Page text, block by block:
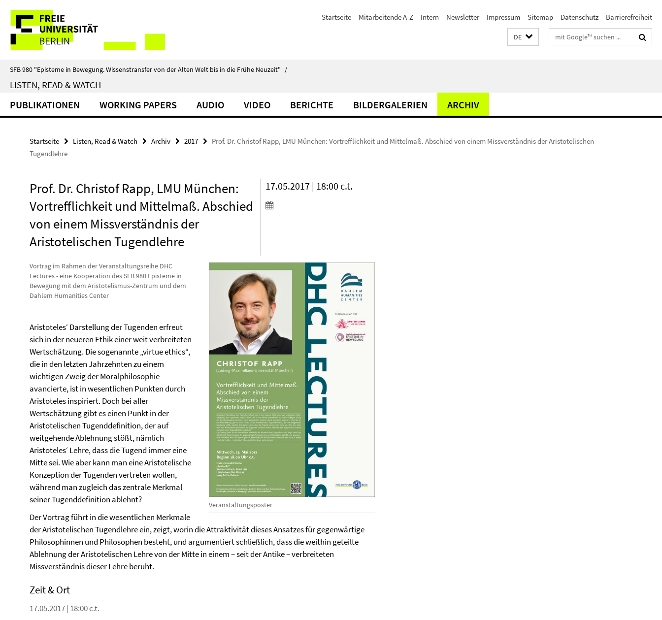
direkt
Inhalt
Service-
Navigation
Startseite Mitarbeitende A-Z Intern Newsletter Impressum Sitemap Datenschutz Barrierefreiheit
DE Suchbegriffe
SFB 980 "Episteme in Bewegung. Wissenstransfer von der Alten Welt bis in die Frühe Neuzeit" /
LISTEN, READ & WATCH
PUBLIKATIONEN WORKING PAPERS AUDIO VIDEO BERICHTE BILDERGALERIEN ARCHIV
Startseite Listen, Read & Watch Archiv 2017
Prof. Dr. Christof Rapp, LMU München: Vortrefflichkeit und Mittelmaß. Abschied von einem Missverständnis der Aristotelischen
Tugendlehre
Prof. Dr. Christof Rapp, LMU München:
Vortrefflichkeit und Mittelmaß. Abschied
von einem Missverständnis der
Aristotelischen Tugendlehre
17.05.2017 | 18:00 c.t.
Veranstaltungsposter
Vortrag im Rahmen der Veranstaltungsreihe DHC
Lectures - eine Kooperation des SFB 980 Episteme in
Bewegung mit dem Aristotelismus-Zentrum und dem
Dahlem Humanities Center
Aristoteles‘ Darstellung der Tugenden erfreut
sich in der neueren Ethik einer weit verbreiteten
Wertschätzung. Die sogenannte „virtue ethics“,
die in den letzten Jahrzehnten zu einem
wichtigen Zweig der Moralphilosophie
avancierte, ist in wesentlichen Punkten durch
Aristoteles inspiriert. Doch bei aller
Wertschätzung gibt es einen Punkt in der
Aristotelischen Tugenddefinition, der auf
weitgehende Ablehnung stößt, nämlich
Aristoteles‘ Lehre, dass die Tugend immer eine
Mitte sei. Wie aber kann man eine Aristotelische
Konzeption der Tugenden vertreten wollen,
während man zugleich das zentrale Merkmal
seiner Tugenddefinition ablehnt?
Der Vortrag führt in die wesentlichen Merkmale
der Aristotelischen Tugendlehre ein, zeigt, worin die Attraktivität dieses Ansatzes für gegenwärtige
Philosophinnen und Philosophen besteht, und argumentiert schließlich, dass die weithin geteilte
Ablehnung der Aristotelischen Lehre von der Mitte in einem – seit der Antike – verbreiteten
Missverständnis dieser Lehre beruht.
Zeit & Ort
17.05.2017 | 18:00 c.t.